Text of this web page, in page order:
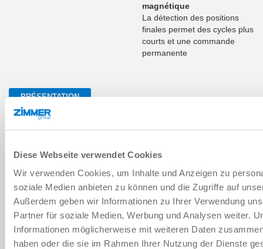
Diese Webseite verwendet Cookies
Wir verwenden Cookies, um Inhalte und Anzeigen zu
soziale Medien anbieten zu können und die Zugriffe auf
Außerdem geben wir Informationen zu Ihrer Verwendung
Partner für soziale Medien, Werbung und Analysen weiter.
Informationen möglicherweise mit weiteren Daten
haben oder die sie im Rahmen Ihrer Nutzung der Dienste
magnétique
La détection des positions
finales permet des cycles plus
courts et une commande
permanente
PRÉSENTATION
20 [pièce]
0.7 [mm]